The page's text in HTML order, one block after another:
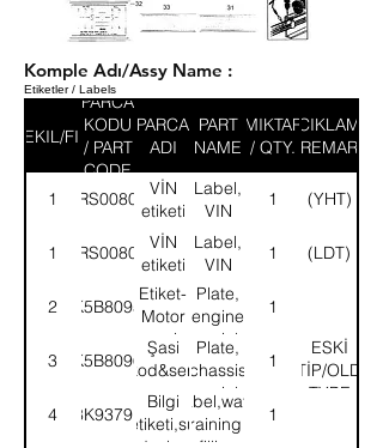
Komple Adı/Assy Name :
Etiketler / Labels
SEKIL/FIG
PARCA
KODU
/ PART
CODE
PARCA
ADI
PART
NAME
MIKTAR
/ QTY.
ACIKLAMA
/ REMARK
1 52RS008092
VİN
etiketi
Label,
VIN
1 (YHT)
1 52RS008093
VİN
etiketi
Label,
VIN
1 (LDT)
2 K5B8095
Etiket-
Motor
seri
no
Plate,
engine
serial
number
1
3 K5B8096
Şasi
kod&seri
no
etiketi
Plate,
chassis
serial
number
1
ESKİ
TİP/OLD
TYPE
4
8K93791
Bilgi
etiketi,su
Label,water
draining &
1